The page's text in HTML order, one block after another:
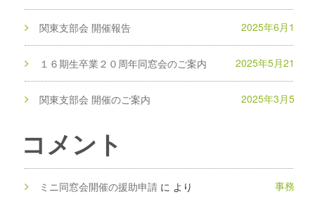
関東支部会 開催報告 2025年6月1日
１６期生卒業２０周年同窓会のご案内 2025年5月21日
関東支部会 開催のご案内 2025年3月5日
コメント
ミニ同窓会開催の援助申請 に 事務局
より